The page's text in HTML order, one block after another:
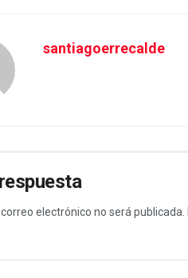
santiagoerrecalde
electrónico no será publicada.